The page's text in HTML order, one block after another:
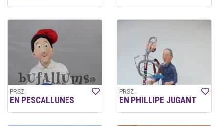
PRSZ
EN PESCALLUNES
PRSZ
EN PHILLIPE JUGANT